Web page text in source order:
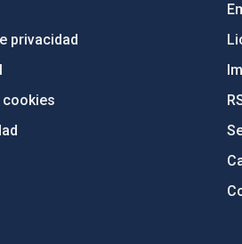
privacidad
cookies